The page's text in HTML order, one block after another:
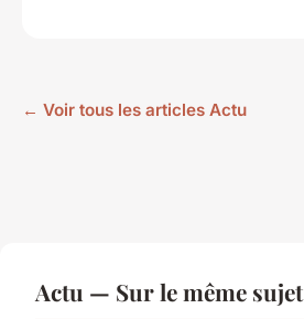
← Voir tous les articles Actu
Actu — Sur le même sujet